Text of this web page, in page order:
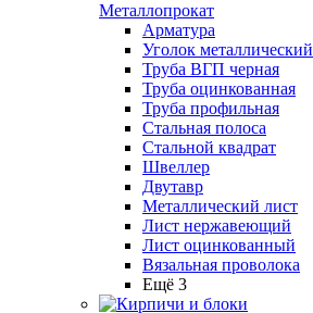
Металлопрокат
Арматура
Уголок металлический
Труба ВГП черная
Труба оцинкованная
Труба профильная
Стальная полоса
Стальной квадрат
Швеллер
Двутавр
Металлический лист
Лист нержавеющий
Лист оцинкованный
Вязальная проволока
Ещё 3